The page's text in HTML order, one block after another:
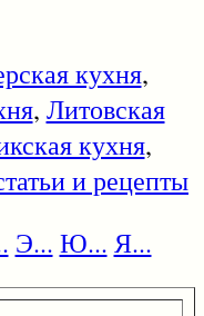
кухня,
, Литовская
кухня,
и рецепты
Э... Ю... Я...